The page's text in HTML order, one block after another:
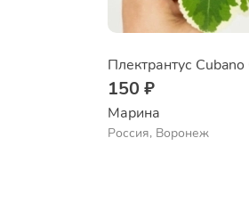
Плектрантус
150 ₽
Марина
Россия, Воронеж